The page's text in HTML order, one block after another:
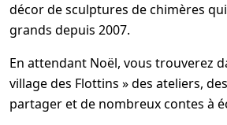
décor de sculptures de chimères
grands depuis 2007.
En attendant Noël, vous trouverez
village des Flottins » des ateliers,
partager et de nombreux contes à